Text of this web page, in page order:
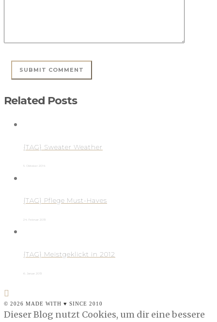
Related Posts
{TAG} Sweater Weather
5. Oktober 2014
{TAG} Pflege Must-Haves
24. Februar 2013
{TAG} Meistgeklickt in 2012
6. Januar 2013
© 2026 MADE WITH ♥ SINCE 2010
Dieser Blog nutzt Cookies, um dir eine bessere